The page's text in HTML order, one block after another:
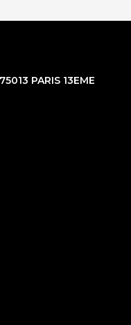
PARIS 13EME